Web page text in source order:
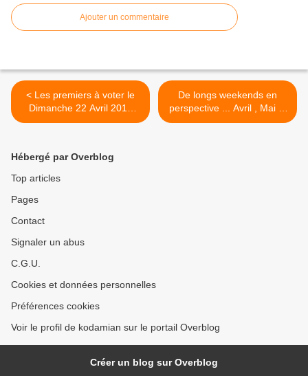
Ajouter un commentaire
< Les premiers à voter le
Dimanche 22 Avril 2017
sont les habitants de Wallis
De longs weekends en
perspective ... Avril , Mai et
Juin 2017 ! >
Hébergé par Overblog
Top articles
Pages
Contact
Signaler un abus
C.G.U.
Cookies et données personnelles
Préférences cookies
Voir le profil de kodamian sur le portail Overblog
Créer un blog sur Overblog